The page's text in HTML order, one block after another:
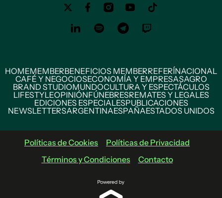
HOMEMEMBERBENEFICIOS MEMBERREFERÍNACIONAL
CAFÉ Y NEGOCIOSECONOMÍA Y EMPRESASAGRO
BRAND STUDIOMUNDOCULTURA Y ESPECTÁCULOS
LIFESTYLEOPINIÓNFÚNEBRESREMATES Y LEGALES
EDICIONES ESPECIALESPUBLICACIONES
NEWSLETTERSARGENTINAESPAÑAESTADOS UNIDOS
Políticas de Cookies
Políticas de Privacidad
Términos y Condiciones
Contacto